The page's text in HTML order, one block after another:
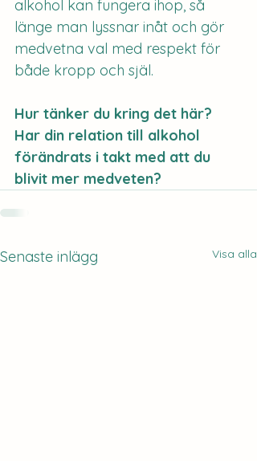
alkohol kan fungera ihop, så
länge man lyssnar inåt och gör
medvetna val med respekt för
både kropp och själ.
Hur tänker du kring det här?
Har din relation till alkohol
förändrats i takt med att du
blivit mer medveten?
Senaste inlägg Visa alla